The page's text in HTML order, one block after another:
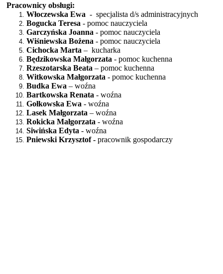
Pracownicy obsługi:
Włoczewska Ewa - specjalista d/s administracyjnych
Bogucka Teresa - pomoc nauczyciela
Garczyńska Joanna - pomoc nauczyciela
Wiśniewska Bożena - pomoc nauczyciela
Cichocka Marta – kucharka
Będzikowska Małgorzata - pomoc kuchenna
Rzeszotarska Beata – pomoc kuchenna
Witkowska Małgorzata - pomoc kuchenna
Budka Ewa – woźna
Bartkowska Renata- woźna
Gołkowska Ewa- woźna
Lasek Małgorzata– woźna
Rokicka Małgorzata - woźna
Siwińska Edyta- woźna
Pniewski Krzysztof -pracownik gospodarczy